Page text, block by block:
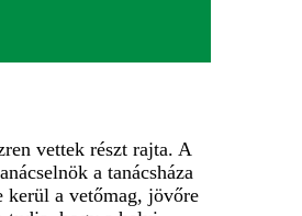
vettek részt rajta. A
a tanácsháza
kerül a vetőmag, jövőre